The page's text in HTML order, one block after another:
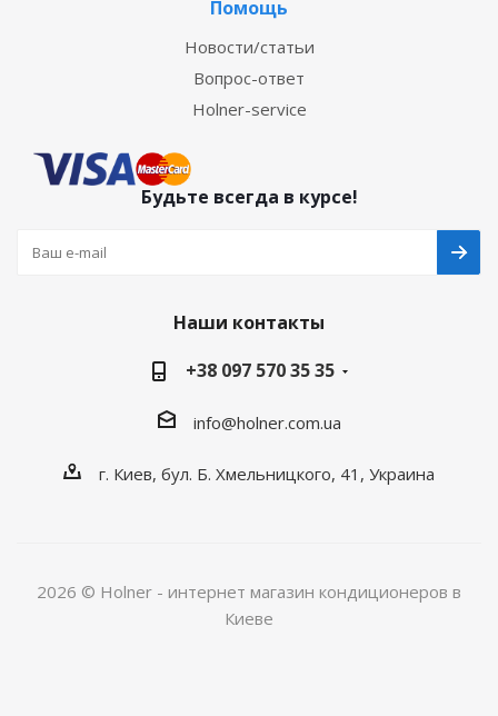
Помощь
Новости/статьи
Вопрос-ответ
Holner-service
Будьте всегда в курсе!
Наши контакты
+38 097 570 35 35
info@holner.com.ua
г. Киев, бул. Б. Хмельницкого, 41, Украина
2026 © Holner - интернет магазин кондиционеров в
Киеве